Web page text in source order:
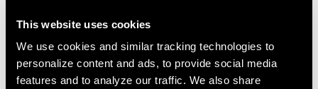
This website uses cookies
We use cookies and similar tracking technologies to
personalize content and ads, to provide social media
features and to analyze our traffic. We also share
Vídeos